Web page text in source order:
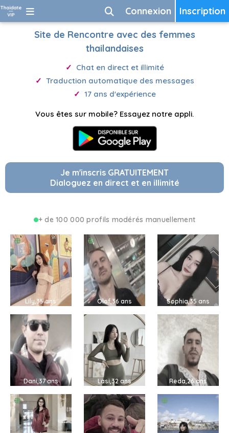
Inscription
Connexion
Site de Rencontre avec des femmes
thailandaises
Chat en direct et illimité
Traduction automatique des messages
17 ans d'expérience
Vous êtes sur mobile? Essayez notre appli.
Je m'inscris GRATUITEMENT
Dialoguez en direct et en illimité
+ de 100 000 profils modérés manuellement
Lily,35 ans Olof,36 ans Sophia,35 ans
Dani,37 ans Lasi,32 ans Reda,26 ans